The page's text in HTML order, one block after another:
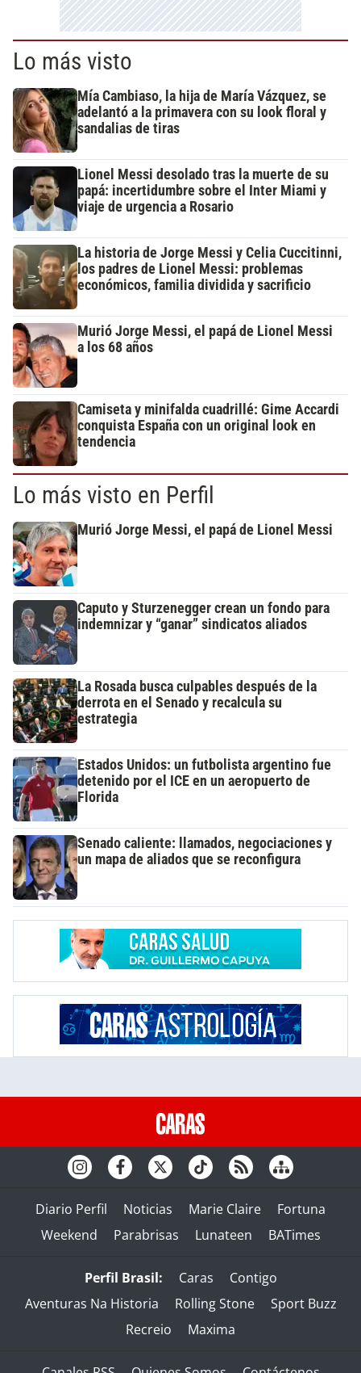
Lo más visto
Mía Cambiaso, la hija de María Vázquez, se
adelantó a la primavera con su look floral y
sandalias de tiras
Lionel Messi desolado tras la muerte de su
papá: incertidumbre sobre el Inter Miami y
viaje de urgencia a Rosario
La historia de Jorge Messi y Celia Cuccitinni,
los padres de Lionel Messi: problemas
económicos, familia dividida y sacrificio
Murió Jorge Messi, el papá de Lionel Messi
a los 68 años
Camiseta y minifalda cuadrillé: Gime Accardi
conquista España con un original look en
tendencia
Lo más visto en Perfil
Murió Jorge Messi, el papá de Lionel Messi
Caputo y Sturzenegger crean un fondo para
indemnizar y “ganar” sindicatos aliados
La Rosada busca culpables después de la
derrota en el Senado y recalcula su
estrategia
Estados Unidos: un futbolista argentino fue
detenido por el ICE en un aeropuerto de
Florida
Senado caliente: llamados, negociaciones y
un mapa de aliados que se reconfigura
Diario Perfil Noticias Marie Claire
Fortuna
Weekend
Parabrisas Lunateen BATimes
Perfil Brasil: Caras
Contigo
Aventuras Na Historia
Rolling Stone
Sport Buzz
Recreio
Maxima